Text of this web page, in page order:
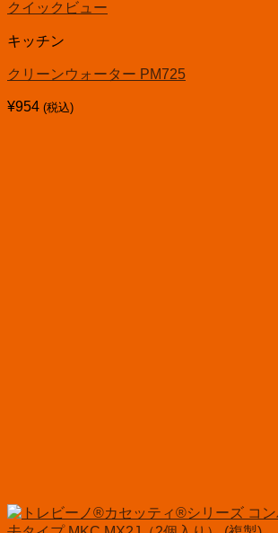
クイックビュー
キッチン
クリーンウォーター PM725
¥954 (税込)